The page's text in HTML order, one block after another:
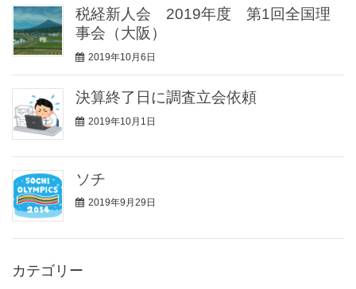
税経新人会 2019年度 第1回全国理
事会（大阪）
2019年10月6日
決算終了日に調査立会依頼
2019年10月1日
ソチ
2019年9月29日
カテゴリー